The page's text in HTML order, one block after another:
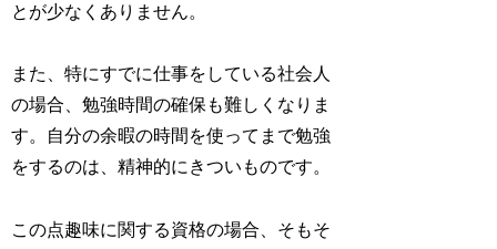
とが少なくありません。
また、特にすでに仕事をしている社会人
の場合、勉強時間の確保も難しくなりま
す。自分の余暇の時間を使ってまで勉強
をするのは、精神的にきついものです。
この点趣味に関する資格の場合、そもそ